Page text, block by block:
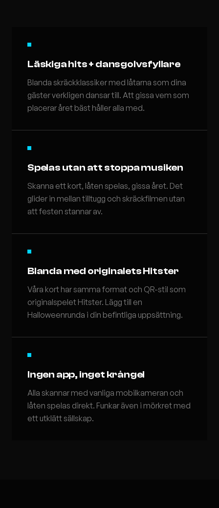
Läskiga hits + dansgolvsfyllare
Blanda skräckklassiker med låtarna som dina
gäster verkligen dansar till. Att gissa vem som
placerar året bäst håller alla med.
Spelas utan att stoppa musiken
Skanna ett kort, låten spelas, gissa året. Det
glider in mellan tilltugg och skräckfilmen utan
att festen stannar av.
Blanda med originalets Hitster
Våra kort har samma format och QR-stil som
originalspelet Hitster. Lägg till en
Halloweenrunda i din befintliga uppsättning.
Ingen app, inget krångel
Alla skannar med vanliga mobilkameran och
låten spelas direkt. Funkar även i mörkret med
ett utklätt sällskap.